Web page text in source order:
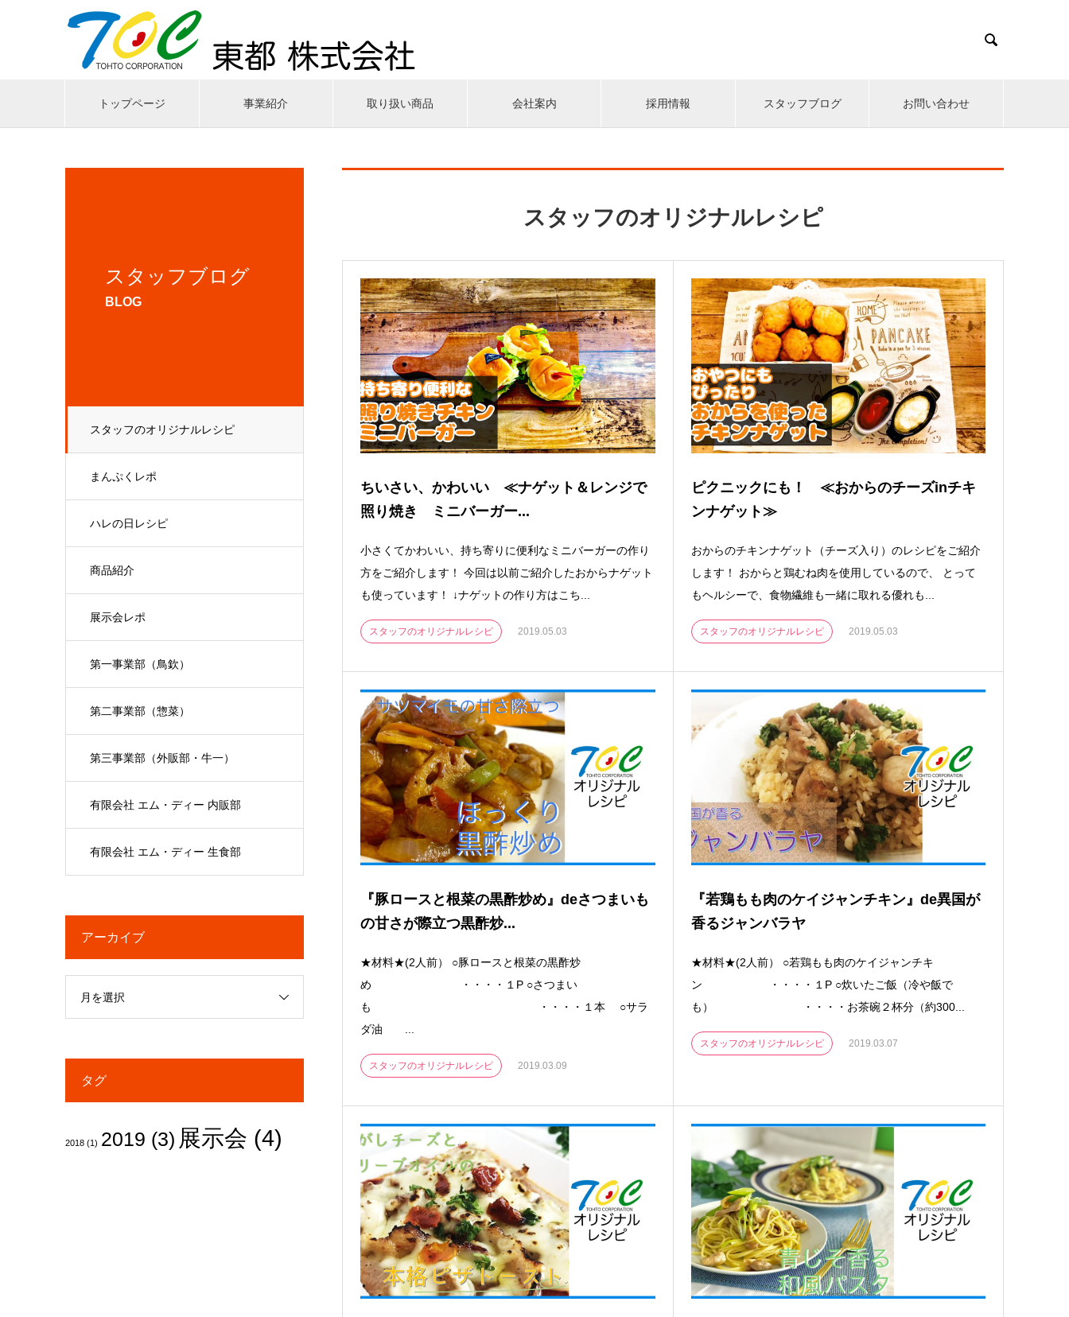

トップページ 事業紹介 取り扱い商品 会社案内 採用情報 スタッフブログ お問い合わせ
スタッフブログ
BLOG
スタッフのオリジナルレシピ
まんぷくレポ
ハレの日レシピ
商品紹介
展示会レポ
第一事業部（鳥欽）
第二事業部（惣菜）
第三事業部（外販部・牛一）
有限会社 エム・ディー 内販部
有限会社 エム・ディー 生食部
スタッフのオリジナルレシピ
ちいさい、かわいい ≪ナゲット＆レンジで
照り焼き ミニバーガー...
小さくてかわいい、持ち寄りに便利なミニバーガーの作り
方をご紹介します！ 今回は以前ご紹介したおからナゲット
も使っています！ ↓ナゲットの作り方はこち...
スタッフのオリジナルレシピ 2019.05.03
ピクニックにも！ ≪おからのチーズinチキ
ンナゲット≫
おからのチキンナゲット（チーズ入り）のレシピをご紹介
します！ おからと鶏むね肉を使用しているので、 とって
もヘルシーで、食物繊維も一緒に取れる優れも...
スタッフのオリジナルレシピ 2019.05.03
『豚ロースと根菜の黒酢炒め』deさつまいも
の甘さが際立つ黒酢炒...
★材料★(2人前） ○豚ロースと根菜の黒酢炒
め ・・・・１P ○さつまい
も ・・・・１本 ○サラ
ダ油 ...
スタッフのオリジナルレシピ 2019.03.09
『若鶏もも肉のケイジャンチキン』de異国が
香るジャンバラヤ
★材料★(2人前） ○若鶏もも肉のケイジャンチキ
ン ・・・・１P ○炊いたご飯（冷や飯で
も） ・・・・お茶碗２杯分（約300...
スタッフのオリジナルレシピ 2019.03.07
アーカイブ
月を選択
タグ
2018 (1) 2019 (3) 展示会 (4)